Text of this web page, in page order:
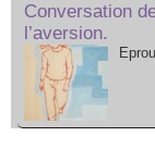
Conversation
l’aversion.